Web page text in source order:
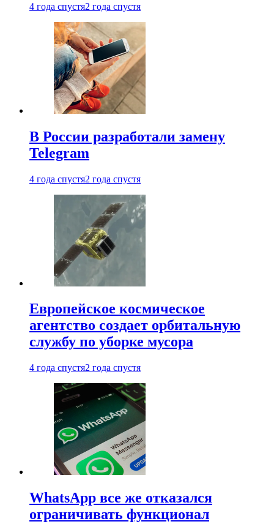
4 года спустя2 года спустя
В России разработали замену
Telegram
4 года спустя2 года спустя
Европейское космическое
агентство создает орбитальную
службу по уборке мусора
4 года спустя2 года спустя
WhatsApp все же отказался
ограничивать функционал